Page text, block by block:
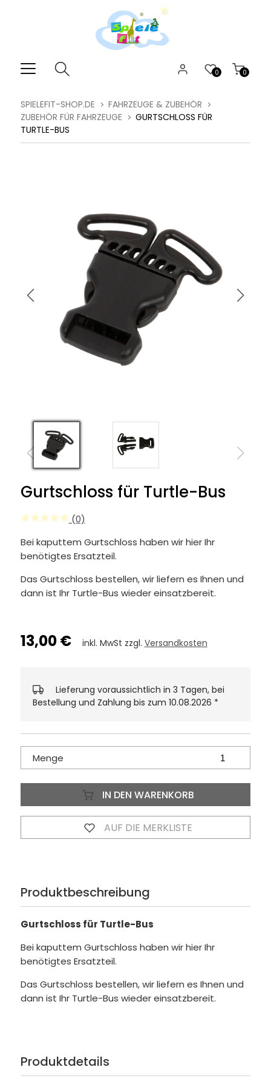
0
0
SPIELEFIT-SHOP.DE
FAHRZEUGE & ZUBEHÖR
ZUBEHÖR FÜR FAHRZEUGE
GURTSCHLOSS FÜR
TURTLE-BUS
Gurtschloss für Turtle-Bus
(0)
Bei kaputtem Gurtschloss haben wir hier Ihr
benötigtes Ersatzteil.
Das Gurtschloss bestellen, wir liefern es Ihnen und
dann ist Ihr Turtle-Bus wieder einsatzbereit.
13,00 € inkl. MwSt zzgl. Versandkosten
Lieferung voraussichtlich in 3 Tagen, bei
Bestellung und Zahlung bis zum 10.08.2026 *
Menge
IN DEN WARENKORB
AUF DIE MERKLISTE
Produktbeschreibung
Gurtschloss für Turtle-Bus
Bei kaputtem Gurtschloss haben wir hier Ihr
benötigtes Ersatzteil.
Das Gurtschloss bestellen, wir liefern es Ihnen und
dann ist Ihr Turtle-Bus wieder einsatzbereit.
Produktdetails